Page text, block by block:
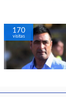
170
visitas